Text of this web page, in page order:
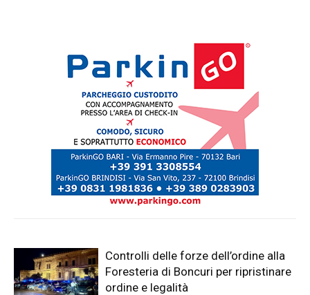
Controlli delle forze dell’ordine alla
Foresteria di Boncuri per ripristinare
ordine e legalità